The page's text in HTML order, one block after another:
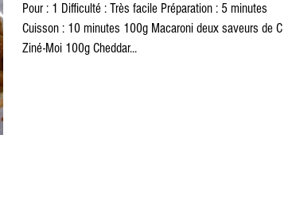
Pour : 1 Difficulté : Très facile Préparation : 5 minutes
Cuisson : 10 minutes 100g Macaroni deux saveurs de Cuit-
Ziné-Moi 100g Cheddar...